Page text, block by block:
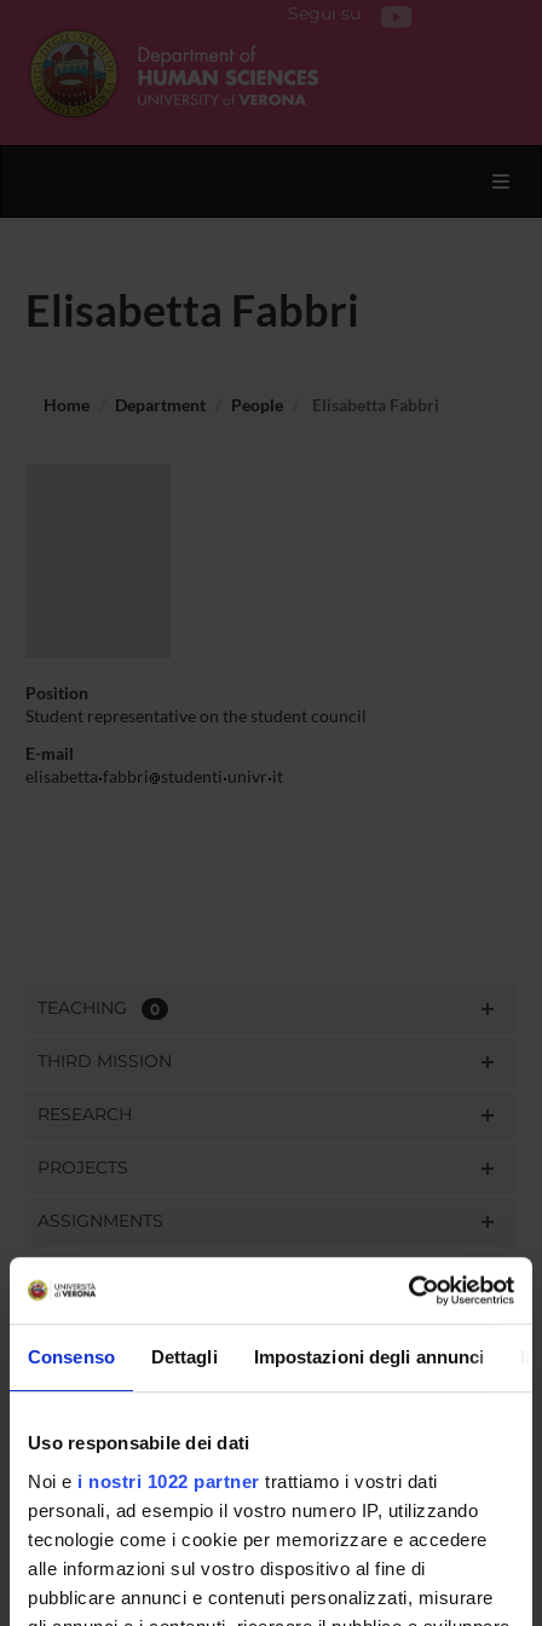
Consenso Dettagli Impostazioni degli annunci
Uso responsabile dei dati
Noi e i nostri 1022 partner trattiamo i vostri dati
personali, ad esempio il vostro numero IP, utilizzando
tecnologie come i cookie per memorizzare e accedere
alle informazioni sul vostro dispositivo al fine di
pubblicare annunci e contenuti personalizzati, misurare
Segui su
Elisabetta Fabbri
Home Department People Elisabetta Fabbri
Position
Student representative on the student council
E-mail
elisabetta fabbri studenti univr it
TEACHING 0
THIRD MISSION
RESEARCH
PROJECTS
ASSIGNMENTS
ORGANISATION
COMMITTEES
DEPARTMENT ADMINISTRATION OFFICES
STUDENT ADMINISTRATION OFFICES